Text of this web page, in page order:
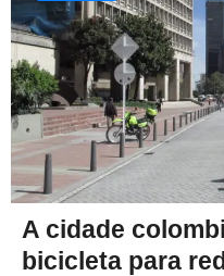
A cidade
bicicleta para